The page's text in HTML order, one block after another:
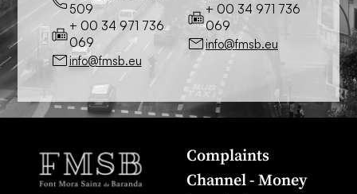
509
+ 00 34 971 736
069
info@fmsb.eu
+ 00 34 971 736
069
info@fmsb.eu
Complaints
Channel - Money